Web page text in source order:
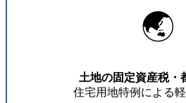
🌏
土地の固定資産税・
住宅用地特例による